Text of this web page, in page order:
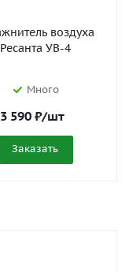
воздуха
Ресанта УВ-4
Много
3 590 ₽/шт
Заказать